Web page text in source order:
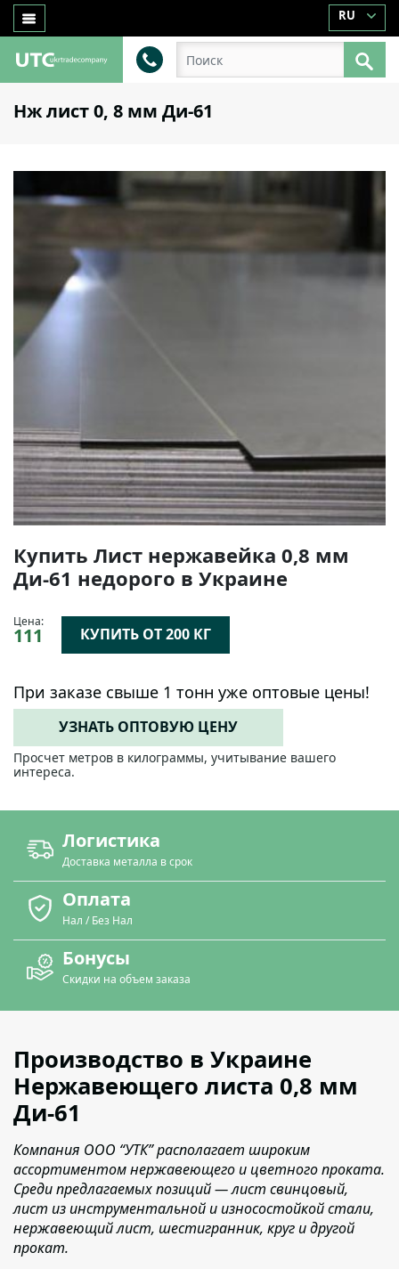
RU
Нж лист 0, 8 мм Ди-61
Купить Лист нержавейка 0,8 мм
Ди-61 недорого в Украине
Цена:
111 КУПИТЬ ОТ 200 КГ
При заказе свыше 1 тонн уже оптовые цены!
УЗНАТЬ ОПТОВУЮ ЦЕНУ
Просчет метров в килограммы, учитывание вашего
интереса.
Логистика
Доставка металла в срок
Оплата
Нал / Без Нал
Бонусы
Скидки на объем заказа
Производство в Украине
Нержавеющего листа 0,8 мм
Ди-61
Компания ООО “УТК” располагает широким
ассортиментом нержавеющего и цветного проката.
Среди предлагаемых позиций — лист свинцовый,
лист из инструментальной и износостойкой стали,
нержавеющий лист, шестигранник, круг и другой
прокат.